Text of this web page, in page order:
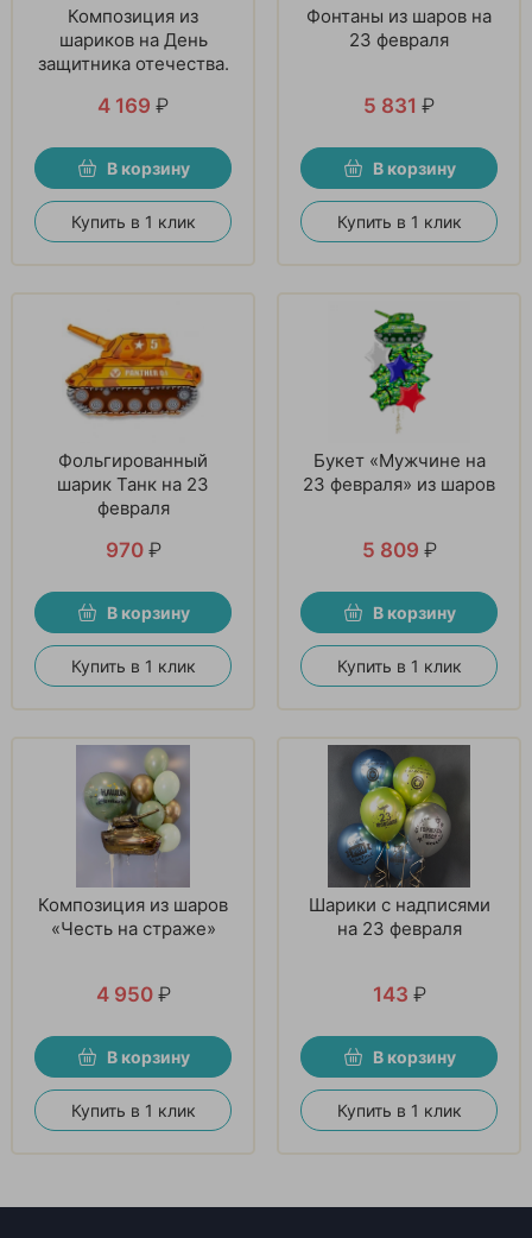
Композиция из
шариков на День
защитника отечества.
4 169 ₽
В корзину
Купить в 1 клик
Фонтаны из шаров на
23 февраля
5 831 ₽
В корзину
Купить в 1 клик
Фольгированный
шарик Танк на 23
февраля
970 ₽
В корзину
Купить в 1 клик
Букет «Мужчине на
23 февраля» из шаров
5 809 ₽
В корзину
Купить в 1 клик
Композиция из шаров
«Честь на страже»
4 950 ₽
В корзину
Купить в 1 клик
Шарики с надписями
на 23 февраля
143 ₽
В корзину
Купить в 1 клик